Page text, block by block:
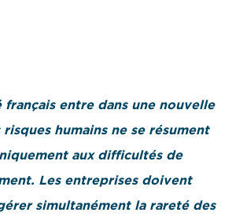
français entre dans une nouvelle
risques humains ne se résument
aux difficultés de
Les entreprises doivent
simultanément la rareté des